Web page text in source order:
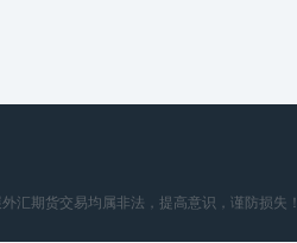
汇期货交易均属非法，提高意识，谨防损失！